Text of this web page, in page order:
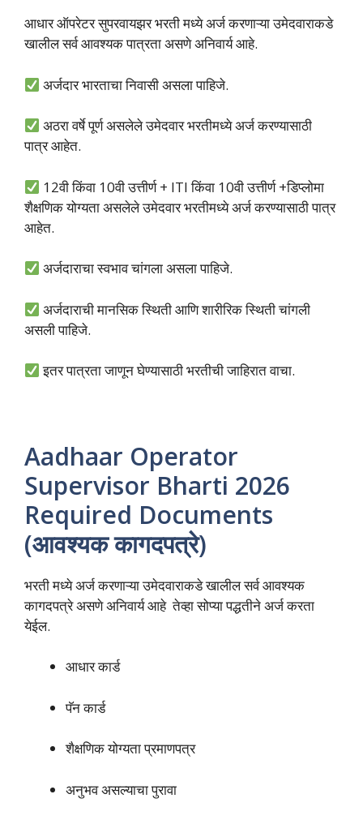
आधार ऑपरेटर सुपरवायझर भरती मध्ये अर्ज करणाऱ्या उमेदवाराकडे
खालील सर्व आवश्यक पात्रता असणे अनिवार्य आहे.
अर्जदार भारताचा निवासी असला पाहिजे.
अठरा वर्षे पूर्ण असलेले उमेदवार भरतीमध्ये अर्ज करण्यासाठी
पात्र आहेत.
12वी किंवा 10वी उत्तीर्ण + ITI किंवा 10वी उत्तीर्ण +डिप्लोमा
शैक्षणिक योग्यता असलेले उमेदवार भरतीमध्ये अर्ज करण्यासाठी पात्र
आहेत.
अर्जदाराचा स्वभाव चांगला असला पाहिजे.
अर्जदाराची मानसिक स्थिती आणि शारीरिक स्थिती चांगली
असली पाहिजे.
इतर पात्रता जाणून घेण्यासाठी भरतीची जाहिरात वाचा.
Aadhaar Operator
Supervisor Bharti 2026
Required Documents
(आवश्यक कागदपत्रे)
भरती मध्ये अर्ज करणाऱ्या उमेदवाराकडे खालील सर्व आवश्यक
कागदपत्रे असणे अनिवार्य आहे तेव्हा सोप्या पद्धतीने अर्ज करता
येईल.
आधार कार्ड
पॅन कार्ड
शैक्षणिक योग्यता प्रमाणपत्र
अनुभव असल्याचा पुरावा